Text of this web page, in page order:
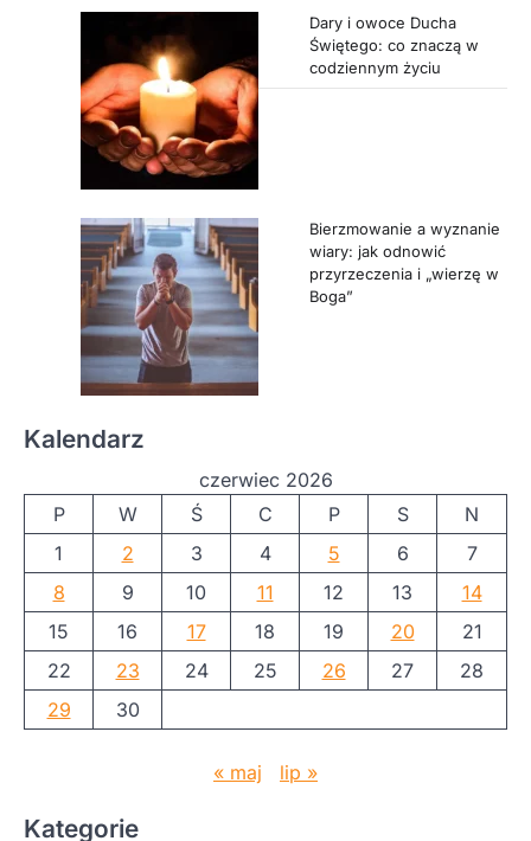
Dary i owoce Ducha
Świętego: co znaczą w
codziennym życiu
Bierzmowanie a wyznanie
wiary: jak odnowić
przyrzeczenia i „wierzę w
Boga”
Kalendarz
czerwiec 2026
P
W Ś C P S
N
1
2 3 4 5 6
7
8
9 10 11 12 13
14
15
16 17 18 19 20
21
22
23 24 25 26 27
28
29
30
« maj lip »
Kategorie